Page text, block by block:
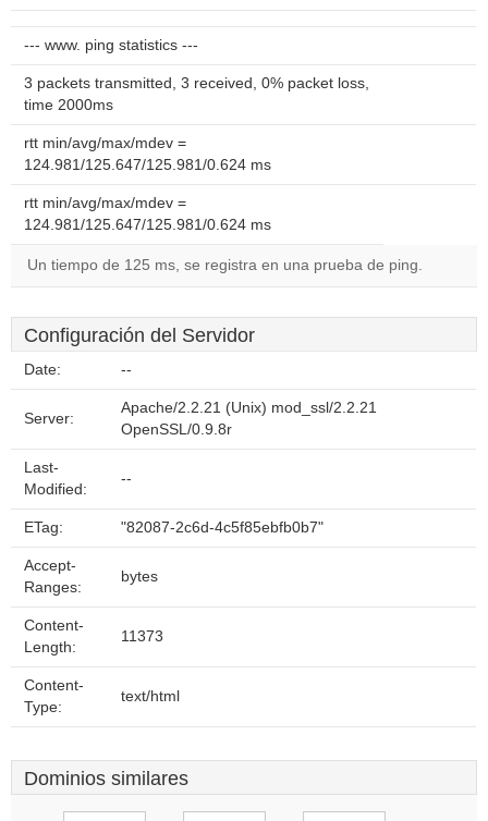
--- www. ping statistics ---
3 packets transmitted, 3 received, 0% packet loss,
time 2000ms
rtt min/avg/max/mdev =
124.981/125.647/125.981/0.624 ms
rtt min/avg/max/mdev =
124.981/125.647/125.981/0.624 ms
Un tiempo de 125 ms, se registra en una prueba de ping.
Configuración del Servidor
Date: --
Server:
Apache/2.2.21 (Unix) mod_ssl/2.2.21
OpenSSL/0.9.8r
Last-
Modified:
--
ETag: "82087-2c6d-4c5f85ebfb0b7"
Accept-
Ranges:
bytes
Content-
Length:
11373
Content-
Type:
text/html
Dominios similares